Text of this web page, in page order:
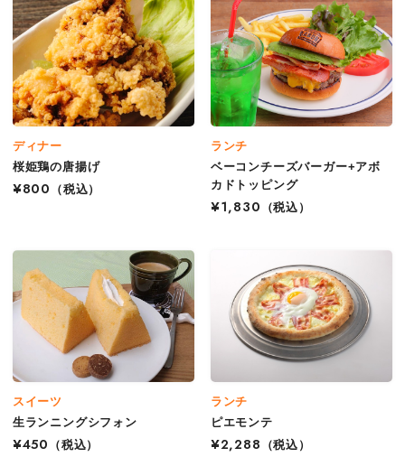
ディナー
桜姫鶏の唐揚げ
¥800
（税込）
ランチ
ベーコンチーズバーガー+アボ
カドトッピング
¥1,830
（税込）
スイーツ
生ランニングシフォン
¥450
（税込）
ランチ
ピエモンテ
¥2,288
（税込）